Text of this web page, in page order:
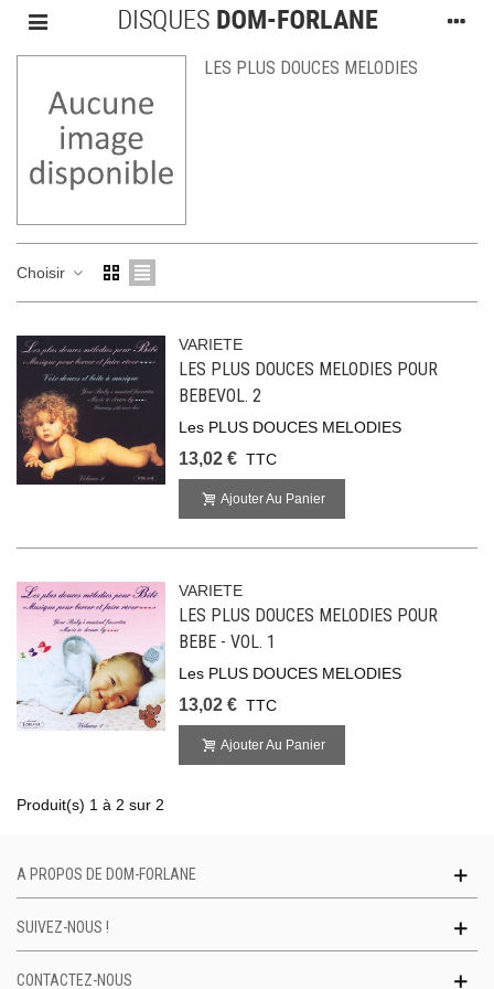
LES PLUS DOUCES MELODIES
Choisir
VARIETE
LES PLUS DOUCES MELODIES POUR
BEBEVOL. 2
Les PLUS DOUCES MELODIES
13,02 € TTC
Ajouter Au Panier
VARIETE
LES PLUS DOUCES MELODIES POUR
BEBE - VOL. 1
Les PLUS DOUCES MELODIES
13,02 € TTC
Ajouter Au Panier
Produit(s) 1 à 2 sur 2
A PROPOS DE DOM-FORLANE
SUIVEZ-NOUS !
CONTACTEZ-NOUS